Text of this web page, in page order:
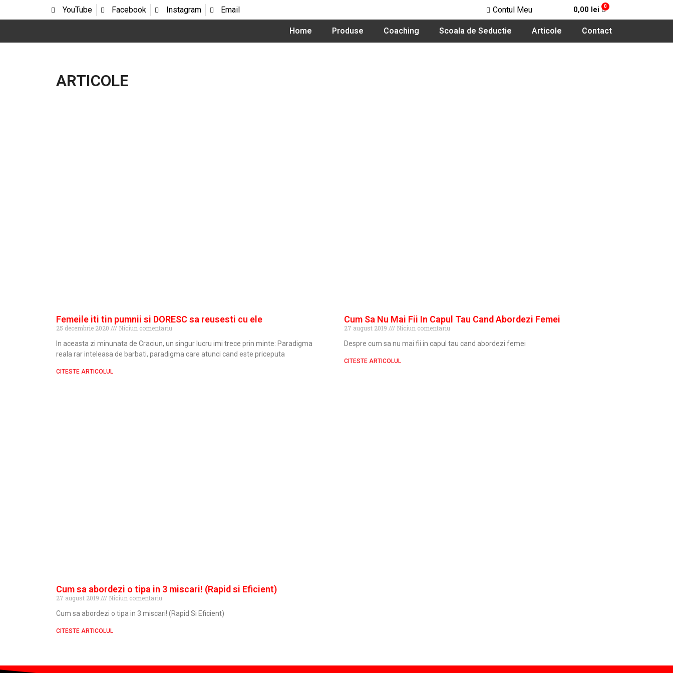
YouTube Facebook Instagram Email Contul Meu 0,00 lei
Home Produse Coaching Scoala de Seductie Articole Contact
ARTICOLE
Femeile iti tin pumnii si DORESC sa reusesti cu ele
25 decembrie 2020
Niciun comentariu
In aceasta zi minunata de Craciun, un singur lucru imi trece prin minte: Paradigma
reala rar inteleasa de barbati, paradigma care atunci cand este priceputa
CITESTE ARTICOLUL
Cum Sa Nu Mai Fii In Capul Tau Cand Abordezi Femei
27 august 2019
Niciun comentariu
Despre cum sa nu mai fii in capul tau cand abordezi femei
CITESTE ARTICOLUL
Cum sa abordezi o tipa in 3 miscari! (Rapid si Eficient)
27 august 2019
Niciun comentariu
Cum sa abordezi o tipa in 3 miscari! (Rapid Si Eficient)
CITESTE ARTICOLUL